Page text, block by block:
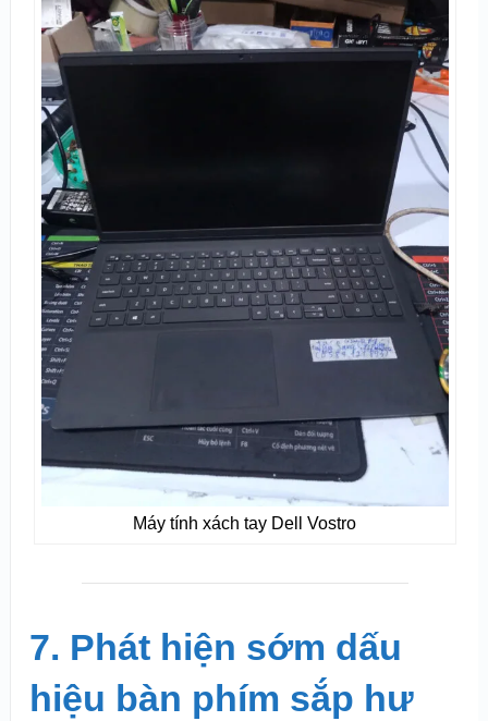
Máy tính xách tay Dell Vostro
7. Phát hiện sớm dấu
hiệu bàn phím sắp hư